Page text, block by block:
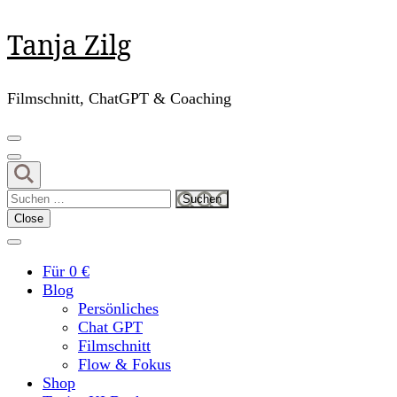
Skip
to
(Press
Enter)
Tanja Zilg
Filmschnitt, ChatGPT & Coaching
Suchen
nach:
Close
Für 0 €
Blog
Persönliches
Chat GPT
Filmschnitt
Flow & Fokus
Shop